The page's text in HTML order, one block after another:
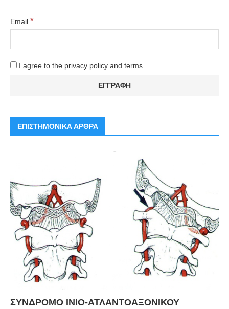
Email *
I agree to the privacy policy and terms.
ΕΠΙΣΤΗΜΟΝΙΚΑ ΑΡΘΡΑ
ΣΥΝΔΡΟΜΟ ΙΝΙΟ-ΑΤΛΑΝΤΟΑΞΟΝΙΚΟΥ